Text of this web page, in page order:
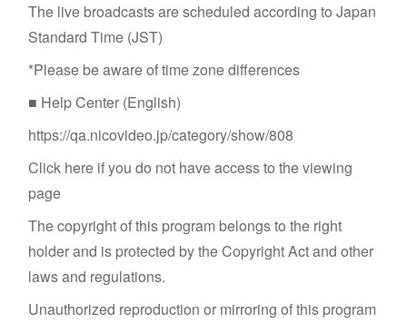
The live broadcasts are scheduled according to Japan
Standard Time (JST)
*Please be aware of time zone differences
■ Help Center (English)
https://qa.nicovideo.jp/category/show/808
Click here if you do not have access to the viewing
page
The copyright of this program belongs to the right
holder and is protected by the Copyright Act and other
laws and regulations.
Unauthorized reproduction or mirroring of this program